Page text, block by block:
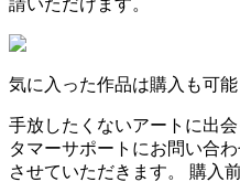
気に入った作品は購入も可能
手放したくないアートに出
タマーサポートにお問い合
させていただきます。 購入